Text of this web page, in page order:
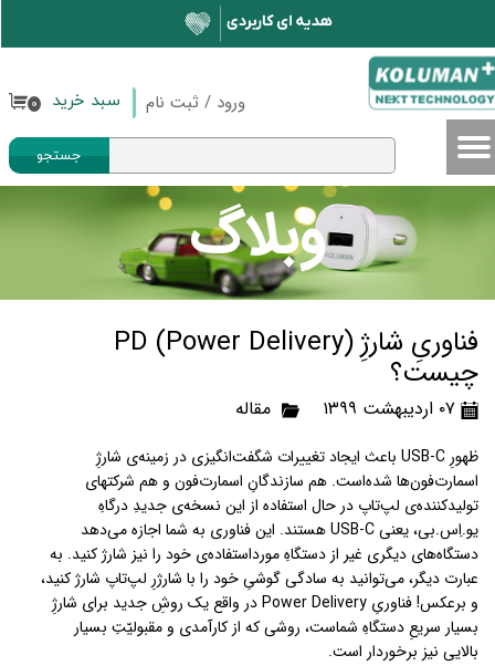
ورود / ثبت نام
حساب کاربری من
تغییر گذر واژه
سفارشات
خروج از حساب کاربری
جستجو
۰ سبد خرید
وبلاگ
فناوریِ شارژِ (PD (Power Delivery
چیست؟
۰۷ اردیبهشت ۱۳۹۹ مقاله
ظهورِ USB-C باعث ایجاد تغییرات شگفت‌انگیزی در زمینه‌ی شارژِ
اسمارت‌فون‌ها شده‌است. هم سازندگانِ اسمارت‌فون‌ و هم شرکت‎های
تولیدکننده‌ی لپ‌تاپ در حال استفاده از این نسخه‌ی جدیدِ درگاهِ
یو.اِس.بی، یعنی USB-C هستند. این فناوری به شما اجازه می‌دهد
دستگاه‌های دیگری غیر از دستگاهِ مورداستفاده‌ی خود را نیز شارژ کنید. به
عبارت دیگر، می‌توانید به سادگی گوشیِ خود را با شارژرِ لپ‌تاپ شارژ کنید،
و برعکس! فناوریِ Power Delivery در واقع یک روشِ جدید برای شارژِ
بسیار سریعِ دستگاهِ شماست، روشی که از کارآمدی و مقبولیّتِ بسیار
بالایی نیز برخوردار است.